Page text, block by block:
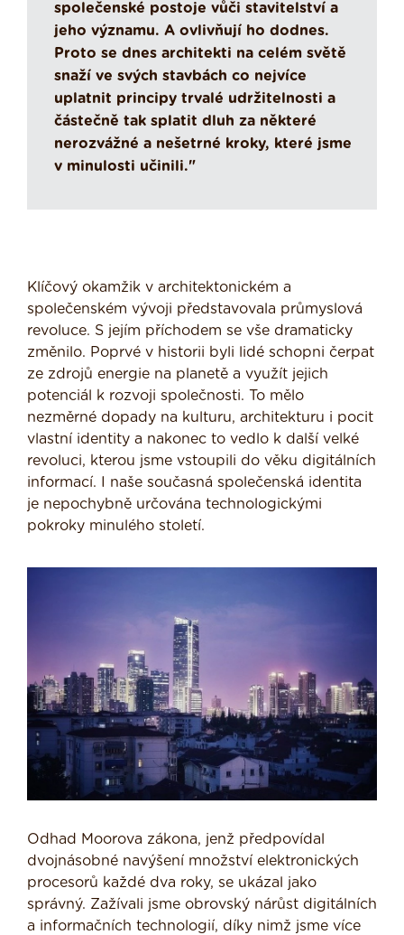
společenské postoje vůči stavitelství a
jeho významu. A ovlivňují ho dodnes.
Proto se dnes architekti na celém světě
snaží ve svých stavbách co nejvíce
uplatnit principy trvalé udržitelnosti a
částečně tak splatit dluh za některé
nerozvážné a nešetrné kroky, které jsme
v minulosti učinili."
Klíčový okamžik v architektonickém a
společenském vývoji představovala průmyslová
revoluce. S jejím příchodem se vše dramaticky
změnilo. Poprvé v historii byli lidé schopni čerpat
ze zdrojů energie na planetě a využít jejich
potenciál k rozvoji společnosti. To mělo
nezměrné dopady na kulturu, architekturu i pocit
vlastní identity a nakonec to vedlo k další velké
revoluci, kterou jsme vstoupili do věku digitálních
informací. I naše současná společenská identita
je nepochybně určována technologickými
pokroky minulého století.
Odhad Moorova zákona, jenž předpovídal
dvojnásobné navýšení množství elektronických
procesorů každé dva roky, se ukázal jako
správný. Zažívali jsme obrovský nárůst digitálních
a informačních technologií, díky nimž jsme více